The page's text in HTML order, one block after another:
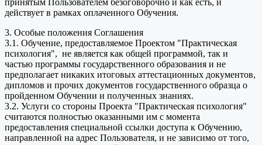
принятым Пользователем безоговорочно и как есть, и
действует в рамках оплаченного Обучения.
3. Особые положения Соглашения
3.1. Обучение, предоставляемое Проектом "Практическая
психология", не является как общей программой, так и
частью программы государственного образования и не
предполагает никаких итоговых аттестационных документов,
дипломов и прочих документов государственного образца о
пройденном Обучении и полученных знаниях.
3.2. Услуги со стороны Проекта "Практическая психология"
считаются полностью оказанными им с момента
предоставления специальной ссылки доступа к Обучению,
направленной на адрес Пользователя, и не зависимо от того,